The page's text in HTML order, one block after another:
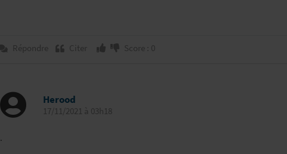
Répondre Citer Score : 0
Herood
17/11/2021 à 03h18
.